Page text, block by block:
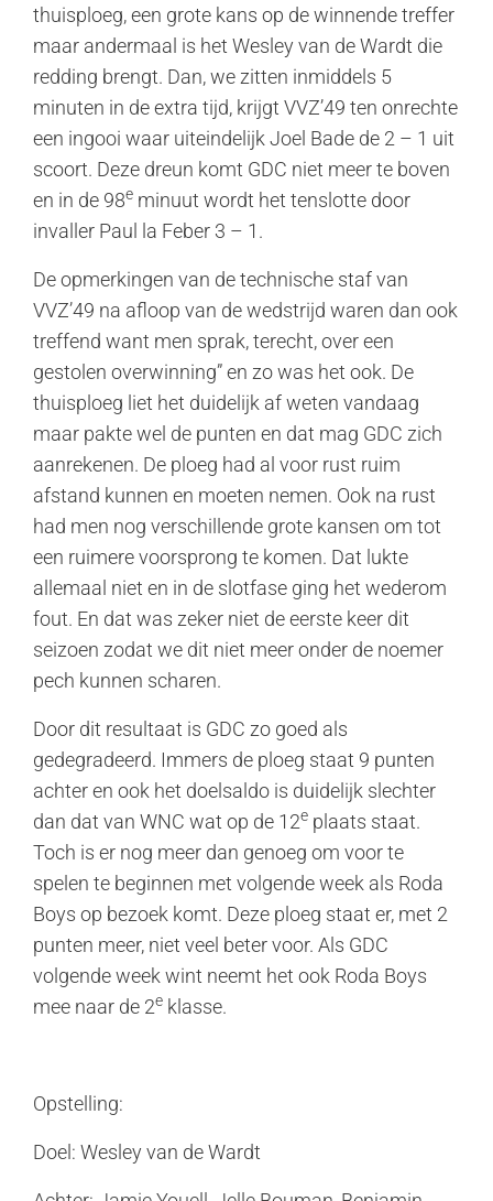
thuisploeg, een grote kans op de winnende treffer
maar andermaal is het Wesley van de Wardt die
redding brengt. Dan, we zitten inmiddels 5
minuten in de extra tijd, krijgt VVZ’49 ten onrechte
een ingooi waar uiteindelijk Joel Bade de 2 – 1 uit
scoort. Deze dreun komt GDC niet meer te boven
en in de 98e minuut wordt het tenslotte door
invaller Paul la Feber 3 – 1.
De opmerkingen van de technische staf van
VVZ’49 na afloop van de wedstrijd waren dan ook
treffend want men sprak, terecht, over een
gestolen overwinning” en zo was het ook. De
thuisploeg liet het duidelijk af weten vandaag
maar pakte wel de punten en dat mag GDC zich
aanrekenen. De ploeg had al voor rust ruim
afstand kunnen en moeten nemen. Ook na rust
had men nog verschillende grote kansen om tot
een ruimere voorsprong te komen. Dat lukte
allemaal niet en in de slotfase ging het wederom
fout. En dat was zeker niet de eerste keer dit
seizoen zodat we dit niet meer onder de noemer
pech kunnen scharen.
Door dit resultaat is GDC zo goed als
gedegradeerd. Immers de ploeg staat 9 punten
achter en ook het doelsaldo is duidelijk slechter
dan dat van WNC wat op de 12e plaats staat.
Toch is er nog meer dan genoeg om voor te
spelen te beginnen met volgende week als Roda
Boys op bezoek komt. Deze ploeg staat er, met 2
punten meer, niet veel beter voor. Als GDC
volgende week wint neemt het ook Roda Boys
mee naar de 2e klasse.
Opstelling:
Doel: Wesley van de Wardt